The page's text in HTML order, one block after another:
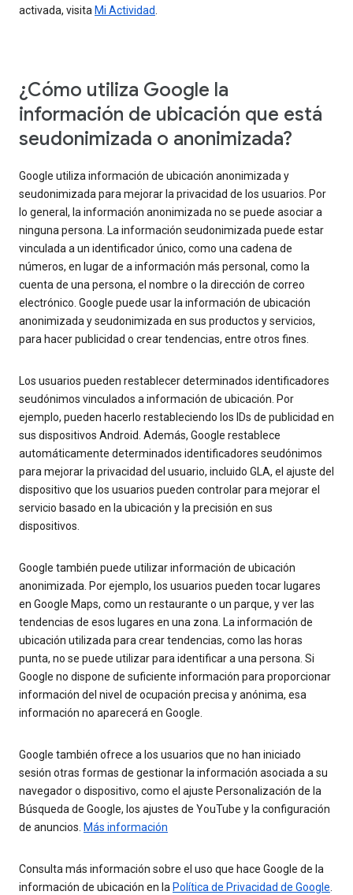
activada, visita Mi Actividad.
¿Cómo utiliza Google la
información de ubicación que está
seudonimizada o anonimizada?
Google utiliza información de ubicación anonimizada y
seudonimizada para mejorar la privacidad de los usuarios. Por
lo general, la información anonimizada no se puede asociar a
ninguna persona. La información seudonimizada puede estar
vinculada a un identificador único, como una cadena de
números, en lugar de a información más personal, como la
cuenta de una persona, el nombre o la dirección de correo
electrónico. Google puede usar la información de ubicación
anonimizada y seudonimizada en sus productos y servicios,
para hacer publicidad o crear tendencias, entre otros fines.
Los usuarios pueden restablecer determinados identificadores
seudónimos vinculados a información de ubicación. Por
ejemplo, pueden hacerlo restableciendo los IDs de publicidad en
sus dispositivos Android. Además, Google restablece
automáticamente determinados identificadores seudónimos
para mejorar la privacidad del usuario, incluido GLA, el ajuste del
dispositivo que los usuarios pueden controlar para mejorar el
servicio basado en la ubicación y la precisión en sus
dispositivos.
Google también puede utilizar información de ubicación
anonimizada. Por ejemplo, los usuarios pueden tocar lugares
en Google Maps, como un restaurante o un parque, y ver las
tendencias de esos lugares en una zona. La información de
ubicación utilizada para crear tendencias, como las horas
punta, no se puede utilizar para identificar a una persona. Si
Google no dispone de suficiente información para proporcionar
información del nivel de ocupación precisa y anónima, esa
información no aparecerá en Google.
Google también ofrece a los usuarios que no han iniciado
sesión otras formas de gestionar la información asociada a su
navegador o dispositivo, como el ajuste Personalización de la
Búsqueda de Google, los ajustes de YouTube y la configuración
de anuncios. Más información
Consulta más información sobre el uso que hace Google de la
información de ubicación en la Política de Privacidad de Google.